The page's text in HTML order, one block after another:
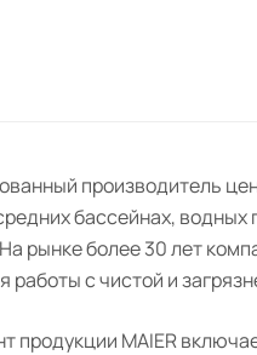
производитель
бассейнах,
рынке более 30 лет
с чистой и
продукции MAIER